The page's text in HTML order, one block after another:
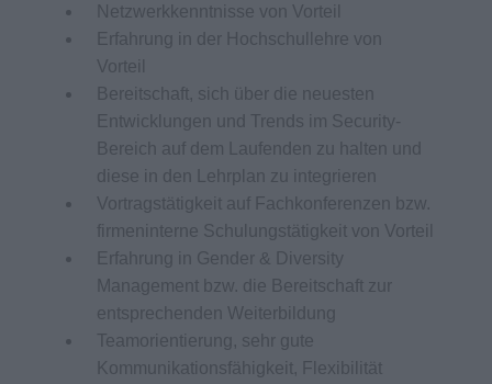
Netzwerkkenntnisse von Vorteil
Erfahrung in der Hochschullehre von
Vorteil
Bereitschaft, sich über die neuesten
Entwicklungen und Trends im Security-
Bereich auf dem Laufenden zu halten und
diese in den Lehrplan zu integrieren
Vortragstätigkeit auf Fachkonferenzen bzw.
firmeninterne Schulungstätigkeit von Vorteil
Erfahrung in Gender & Diversity
Management bzw. die Bereitschaft zur
entsprechenden Weiterbildung
Teamorientierung, sehr gute
Kommunikationsfähigkeit, Flexibilität